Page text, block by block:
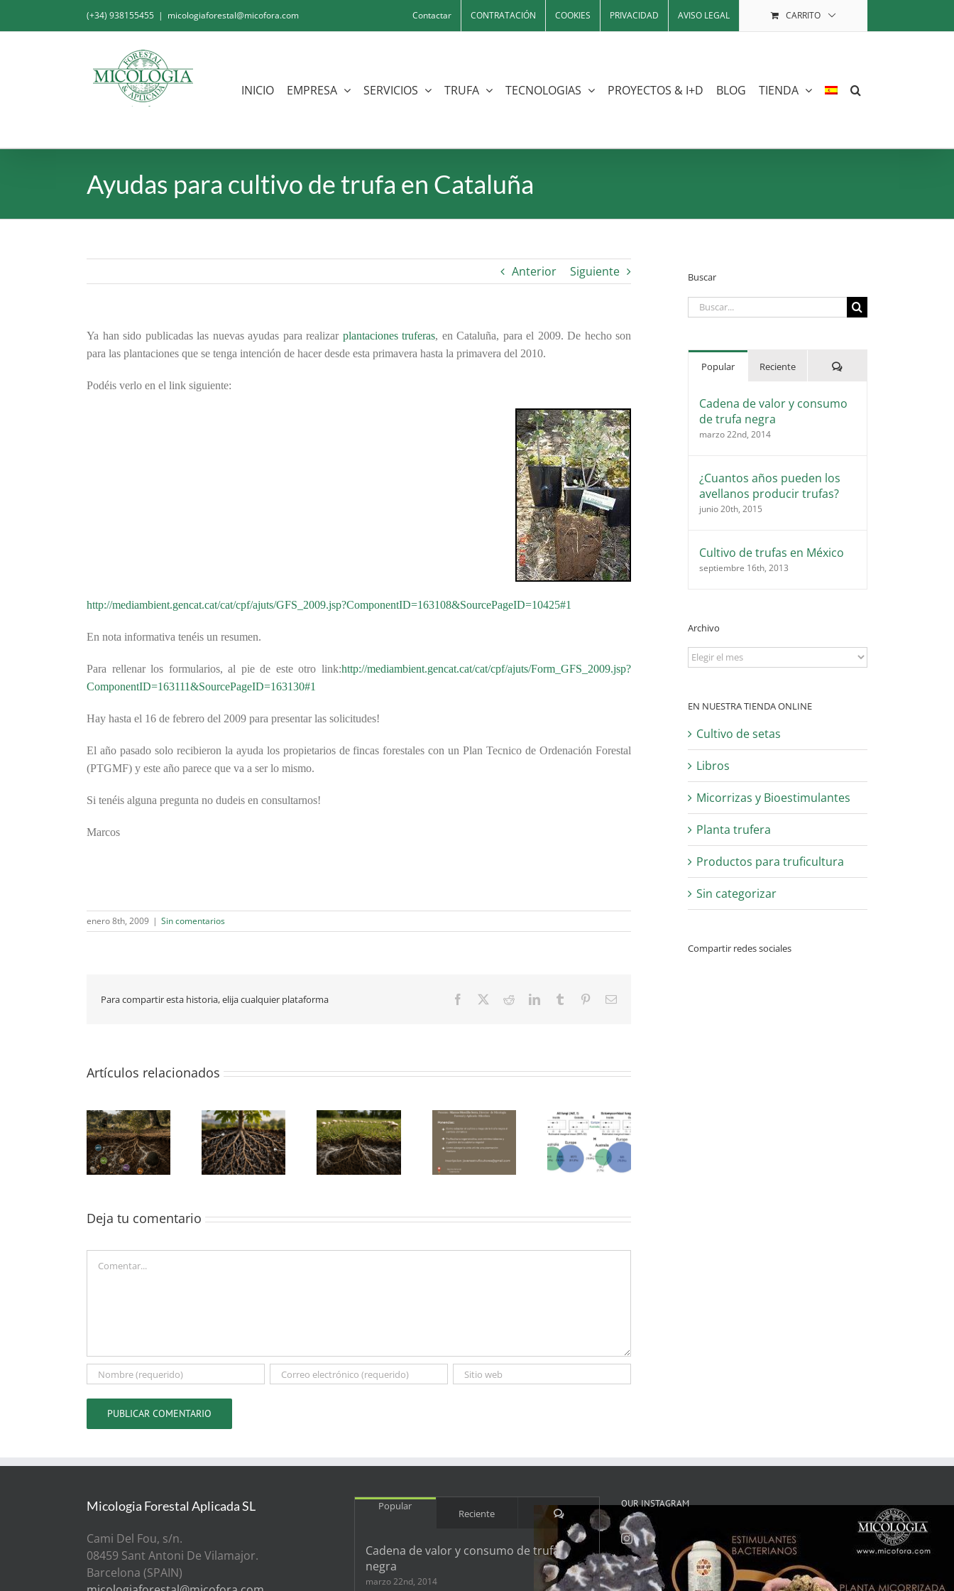
(+34) 938155455 | micologiaforestal@micofora.com Contactar CONTRATACIÓN COOKIES PRIVACIDAD AVISO LEGAL CARRITO
INICIO EMPRESA SERVICIOS TRUFA TECNOLOGIAS PROYECTOS & I+D BLOG TIENDA
Ayudas para cultivo de trufa en Cataluña
Anterior Siguiente
Ya han sido publicadas las nuevas ayudas para realizar plantaciones truferas, en Cataluña, para el 2009. De hecho son
para las plantaciones que se tenga intención de hacer desde esta primavera hasta la primavera del 2010.
Podéis verlo en el link siguiente:
http://mediambient.gencat.cat/cat/cpf/ajuts/GFS_2009.jsp?ComponentID=163108&SourcePageID=10425#1
En nota informativa tenéis un resumen.
Para rellenar los formularios, al pie de este otro link:http://mediambient.gencat.cat/cat/cpf/ajuts/Form_GFS_2009.jsp?
ComponentID=163111&SourcePageID=163130#1
Hay hasta el 16 de febrero del 2009 para presentar las solicitudes!
El año pasado solo recibieron la ayuda los propietarios de fincas forestales con un Plan Tecnico de Ordenación Forestal
(PTGMF) y este año parece que va a ser lo mismo.
Si tenéis alguna pregunta no dudeis en consultarnos!
Marcos
enero 8th, 2009 | Sin comentarios
Para compartir esta historia, elija cualquier plataforma Facebook RedditLinkedInTumblr PinterestCorreo
Artículos relacionados
¿son capaces
las trufas de
modificar el
suelo que les
¿en qué se
parecen los
perrechicos a
las trufas?
próximo
curso de
truficultura en
Calamocha
algunas
truferas en
Australia
obtienen
Nuevo trabajo
publicado
sobre cómo
las trufas
modifican la
Deja tu comentario
Buscar
Buscar:
Popular Reciente Comentarios
Cadena de valor y consumo
de trufa negra
marzo 22nd, 2014
¿Cuantos años pueden los
avellanos producir trufas?
junio 20th, 2015
Cultivo de trufas en México
septiembre 16th, 2013
Archivo
Archivo
EN NUESTRA TIENDA ONLINE
Cultivo de setas
Libros
Micorrizas y Bioestimulantes
Planta trufera
Productos para truficultura
Sin categorizar
Compartir redes sociales
Micologia Forestal Aplicada SL
Cami Del Fou, s/n.
08459 Sant Antoni De Vilamajor.
Barcelona (SPAIN)
Popular
Reciente Comentarios
Cadena de valor y consumo de trufa
negra
marzo 22nd, 2014
OUR INSTAGRAM